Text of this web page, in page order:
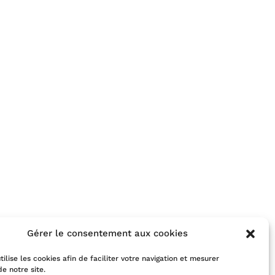
Gérer le consentement aux cookies
les cookies afin de faciliter votre navigation et mesurer
notre site.